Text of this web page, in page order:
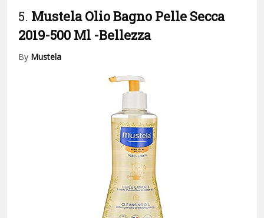
5. Mustela Olio Bagno Pelle Secca
2019-500 Ml -Bellezza
By Mustela